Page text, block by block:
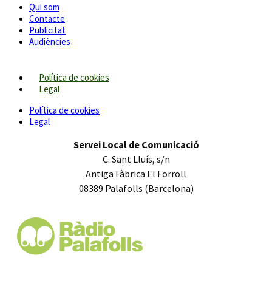
Qui som
Contacte
Publicitat
Audiències
Política de cookies
Legal
Política de cookies
Legal
Servei Local de Comunicació
C. Sant Lluís, s/n
Antiga Fàbrica El Forroll
08389 Palafolls (Barcelona)